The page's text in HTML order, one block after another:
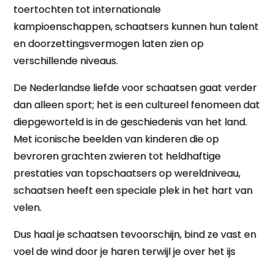
toertochten tot internationale
kampioenschappen, schaatsers kunnen hun talent
en doorzettingsvermogen laten zien op
verschillende niveaus.
De Nederlandse liefde voor schaatsen gaat verder
dan alleen sport; het is een cultureel fenomeen dat
diepgeworteld is in de geschiedenis van het land.
Met iconische beelden van kinderen die op
bevroren grachten zwieren tot heldhaftige
prestaties van topschaatsers op wereldniveau,
schaatsen heeft een speciale plek in het hart van
velen.
Dus haal je schaatsen tevoorschijn, bind ze vast en
voel de wind door je haren terwijl je over het ijs